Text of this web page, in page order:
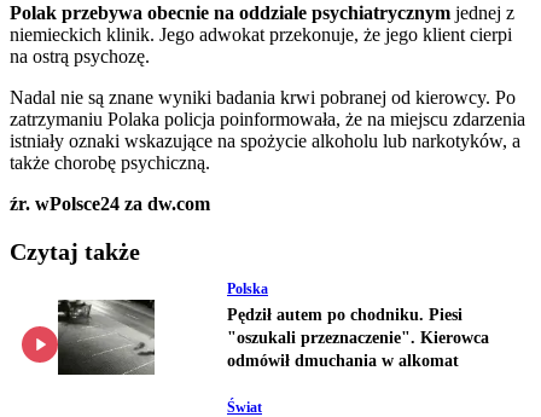
Polak przebywa obecnie na oddziale psychiatrycznym jednej z
niemieckich klinik. Jego adwokat przekonuje, że jego klient cierpi
na ostrą psychozę.
Nadal nie są znane wyniki badania krwi pobranej od kierowcy. Po
zatrzymaniu Polaka policja poinformowała, że na miejscu zdarzenia
istniały oznaki wskazujące na spożycie alkoholu lub narkotyków, a
także chorobę psychiczną.
źr. wPolsce24 za dw.com
Czytaj także
Polska
Pędził autem po chodniku. Piesi
"oszukali przeznaczenie". Kierowca
odmówił dmuchania w alkomat
Świat